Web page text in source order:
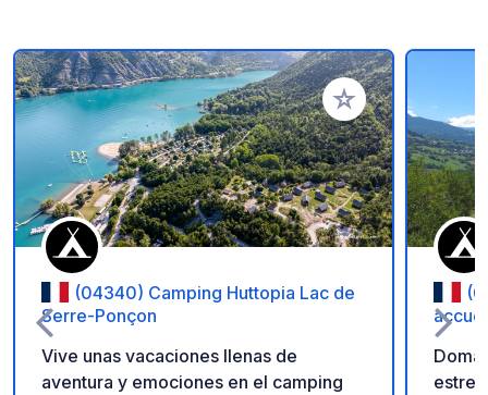
Añadir a tus
(04340) Camping Huttopia Lac de
Serre-Ponçon
Vive unas vacaciones llenas de
aventura y emociones en el camping